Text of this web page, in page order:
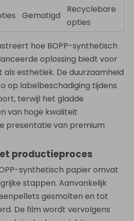
Gematigd
Recyclebare
opties
hoe BOPP-synthetisch
oplossing biedt voor
esthetiek. De duurzaamheid
op labelbeschadiging tijdens
terwijl het gladde
van hoge kwaliteit
presentatie van premium
productieproces
synthetisch papier omvat
stappen. Aanvankelijk
gesmolten en tot
De film wordt vervolgens